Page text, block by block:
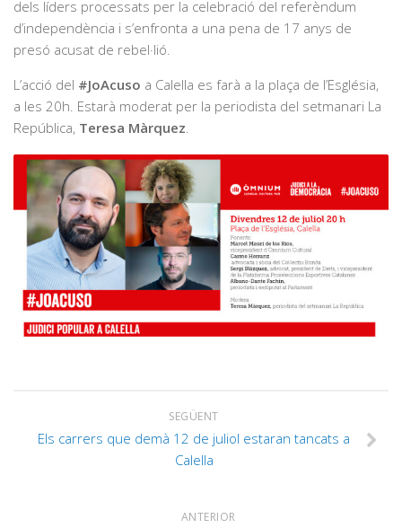
dels líders processats per la celebració del referèndum
d’independència i s’enfronta a una pena de 17 anys de
presó acusat de rebel·lió.
L’acció del #JoAcuso a Calella es farà a la plaça de l’Església,
a les 20h. Estarà moderat per la periodista del setmanari La
República, Teresa Màrquez
SEGÜENT
Els carrers que demà 12 de juliol estaran tancats a
Calella
ANTERIOR